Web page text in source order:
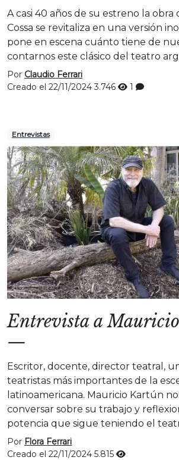
A casi 40 años de su estreno la obra
Cossa se revitaliza en una versión
pone en escena cuánto tiene de
contarnos este clásico del teatro
Por Claudio Ferrari
Creado el 22/11/20243.746 1
Entrevistas
Entrevista a
—
Escritor, docente, director teatral,
teatristas más importantes de la
latinoamericana. Mauricio Kartún
conversar sobre su trabajo y
potencia que sigue teniendo el
Por Flora Ferrari
Creado el 22/11/2024 5.815